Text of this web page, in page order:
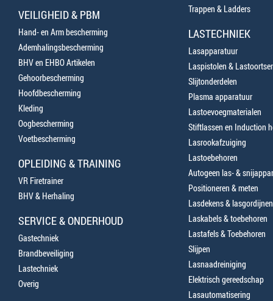
VEILIGHEID & PBM
Hand- en Arm bescherming
Ademhalingsbescherming
BHV en EHBO Artikelen
Gehoorbescherming
Hoofdbescherming
Kleding
Oogbescherming
Voetbescherming
OPLEIDING & TRAINING
VR Firetrainer
BHV & Herhaling
SERVICE & ONDERHOUD
Gastechniek
Brandbeveiliging
Lastechniek
Overig
Trappen & Ladders
LASTECHNIEK
Lasapparatuur
Laspistolen &
Slijtonderdelen
Plasma apparatuur
Lastoevoegmaterialen
Stiftlassen en Induction
Lasrookafzuiging
Lastoebehoren
Autogeen las- &
Positioneren & meten
Lasdekens & lasgordijnen
Laskabels & toebehoren
Lastafels & Toebehoren
Slijpen
Lasnaadreiniging
Elektrisch gereedschap
Lasautomatisering